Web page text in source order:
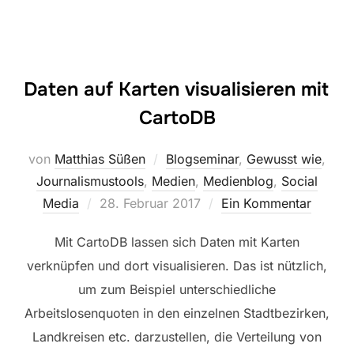
Daten auf Karten visualisieren mit
CartoDB
von Matthias Süßen Blogseminar, Gewusst wie,
Journalismustools, Medien, Medienblog, Social
Media
Veröffentlicht
28. Februar 2017 Ein Kommentar
Mit CartoDB lassen sich Daten mit Karten
verknüpfen und dort visualisieren. Das ist nützlich,
um zum Beispiel unterschiedliche
Arbeitslosenquoten in den einzelnen Stadtbezirken,
Landkreisen etc. darzustellen, die Verteilung von